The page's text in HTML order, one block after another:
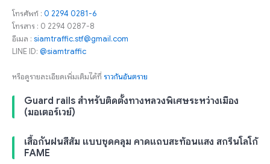
โทรศัพท์ : 0 2294 0281-6
โทรสาร : 0 2294 0287-8
อีเมล : siamtraffic.stf@gmail.com
LINE ID: @siamtraffic
หรือดูรายละเอียดเพิ่มเติมได้ที่ ราวกันอันตราย
Guard rails สำหรับติดตั้งทางหลวงพิเศษระหว่างเมือง
(มอเตอร์เวย์)
เสื้อกันฝนสีส้ม แบบชุดคลุม คาดแถบสะท้อนแสง สกรีนโลโก้
FAME